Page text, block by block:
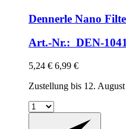
Dennerle Nano
Art.-Nr.: DEN-
5,24 € 6,99 €
Zustellung bis 12. August